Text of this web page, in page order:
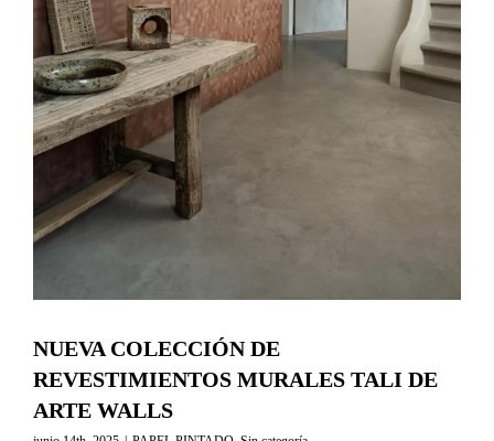
NUEVA COLECCIÓN DE
REVESTIMIENTOS MURALES TALI DE
ARTE WALLS